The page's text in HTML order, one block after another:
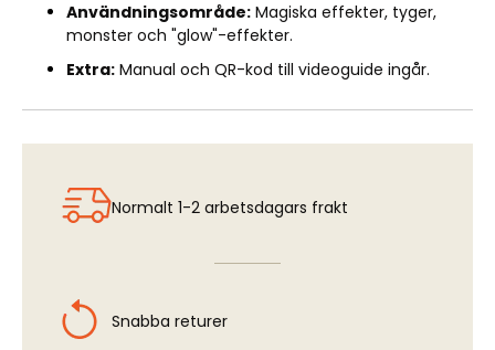
Användningsområde: Magiska effekter, tyger,
monster och "glow"-effekter.
Extra: Manual och QR-kod till videoguide ingår.
Normalt 1-2 arbetsdagars frakt
Snabba returer